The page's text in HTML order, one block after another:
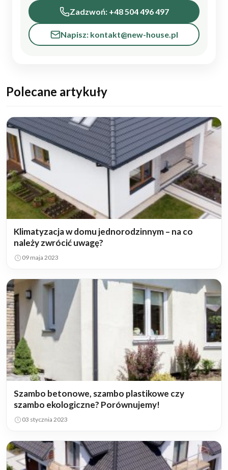
Zadzwoń: +48 504 496 497
Napisz: kontakt@new-house.pl
Polecane artykuły
Klimatyzacja w domu jednorodzinnym – na co
należy zwrócić uwagę?
09 maja 2023
Szambo betonowe, szambo plastikowe czy
szambo ekologiczne? Porównujemy!
03 stycznia 2023